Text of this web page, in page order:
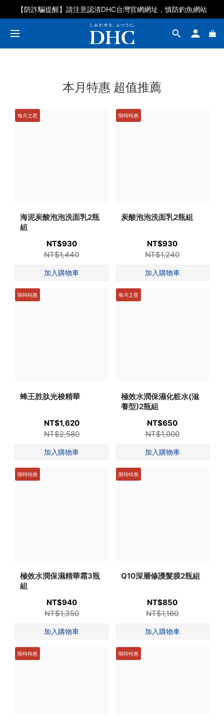
DHC好眠素百人募集體驗再抽石墨烯眼罩
【防詐騙提醒】請注意認清DHC台灣官網網址，慎防釣魚網站
DHC好眠素百人募集體驗再抽石墨烯眼罩
本月特惠 超值推薦
每月之星
海泥炭酸泡泡洗面乳2瓶
組
NT$930
NT$1,440
限時特惠
炭酸泡泡洗面乳2瓶組
NT$930
NT$1,240
限時特惠
蜂王胜肽光梭精華
NT$1,620
NT$2,580
每月之星
極效水潤保濕化粧水(滋
養型)2瓶組
NT$650
NT$1,000
限時特惠
極效水潤保濕精華霜3瓶
組
NT$940
NT$1,350
限時特惠
Q10深層修護髮膜2瓶組
NT$850
NT$1,160
限時特惠 限時特惠